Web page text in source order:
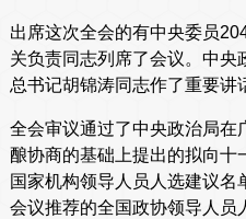
出席这次全会的有中央委员
关负责同志列席了会议。中央
总书记胡锦涛同志作了重要讲
全会审议通过了中央政治局在
酿协商的基础上提出的拟向十
国家机构领导人员人选建议
会议推荐的全国政协领导人员